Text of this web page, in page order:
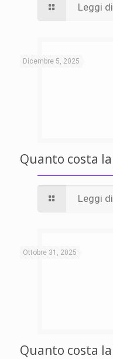
Leggi
Dicembre 5, 2025
Quanto costa
Leggi
Ottobre 31, 2025
Quanto costa